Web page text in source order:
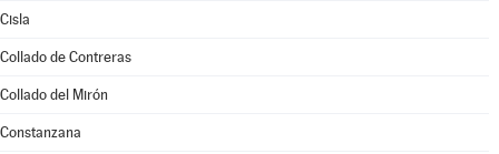
Cisla
Collado de Contreras
Collado del Mirón
Constanzana